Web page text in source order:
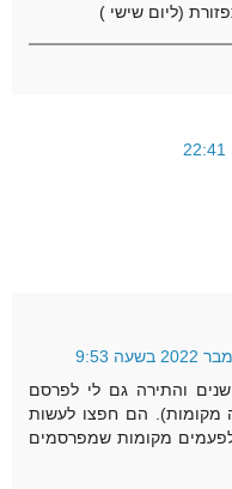
(ליום שישי )
והתירה גם לי לפרסם
מקומות). הם חפצו לעשות
מקומות שמפרסמים